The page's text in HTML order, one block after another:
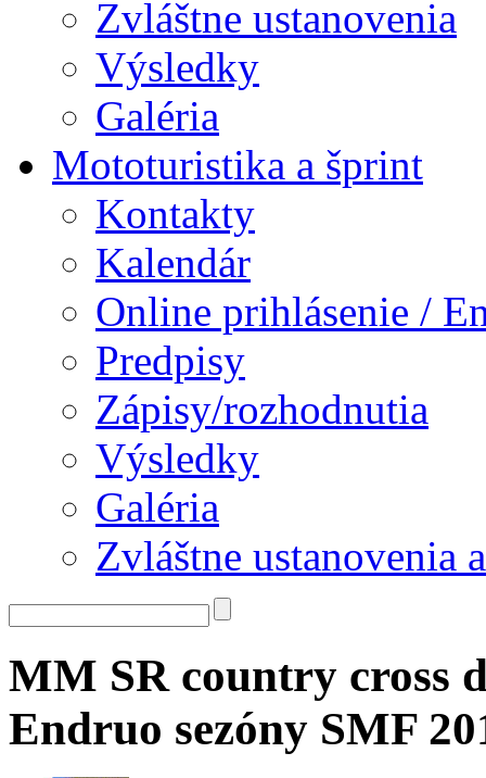
Zvláštne ustanovenia
Výsledky
Galéria
Mototuristika a šprint
Kontakty
Kalendár
Online prihlásenie /
Predpisy
Zápisy/rozhodnutia
Výsledky
Galéria
Zvláštne ustanovenia
MM SR country cross
Endruo sezóny SMF